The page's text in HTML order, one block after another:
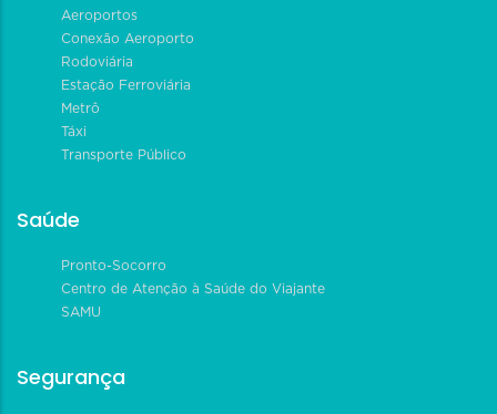
Aeroportos
Conexão Aeroporto
Rodoviária
Estação Ferroviária
Metrô
Táxi
Transporte Público
Saúde
Pronto-Socorro
Centro de Atenção à Saúde do Viajante
SAMU
Segurança